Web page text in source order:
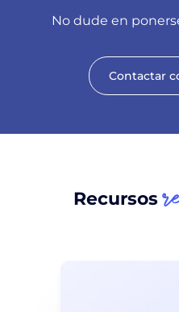
No dude en
Contactar
Recursos